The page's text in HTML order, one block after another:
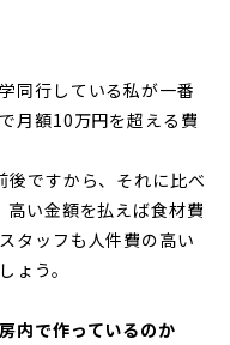
同行している私が一番
月額10万円を超える費
後ですから、それに比べ
い金額を払えば食材費
タッフも人件費の高い
ょう。
内で作っているのか